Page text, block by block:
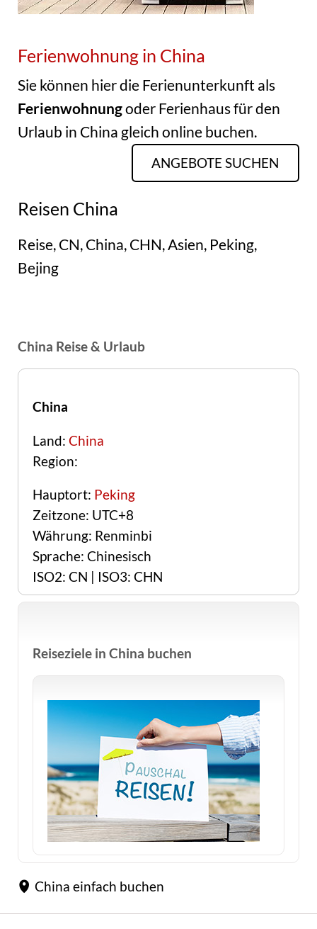
Ferienwohnung in China
Sie können hier die Ferienunterkunft als
Ferienwohnungoder Ferienhaus für den
Urlaub in China gleich online buchen.
ANGEBOTE SUCHEN
Reisen China
Reise, CN, China, CHN, Asien, Peking,
Bejing
China Reise & Urlaub
China
Land: China
Region:
Hauptort: Peking
Zeitzone: UTC+8
Währung: Renminbi
Sprache: Chinesisch
ISO2: CN | ISO3: CHN
Reiseziele in China buchen
China einfach buchen